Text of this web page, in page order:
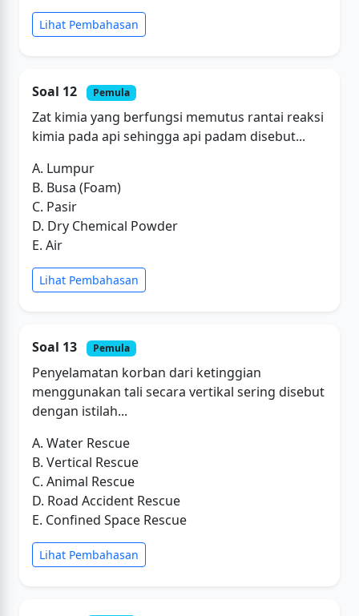
Lihat Pembahasan
Soal 12 Pemula
Zat kimia yang berfungsi memutus rantai reaksi
kimia pada api sehingga api padam disebut...
A. Lumpur
B. Busa (Foam)
C. Pasir
D. Dry Chemical Powder
E. Air
Lihat Pembahasan
Soal 13 Pemula
Penyelamatan korban dari ketinggian
menggunakan tali secara vertikal sering disebut
dengan istilah...
A. Water Rescue
B. Vertical Rescue
C. Animal Rescue
D. Road Accident Rescue
E. Confined Space Rescue
Lihat Pembahasan